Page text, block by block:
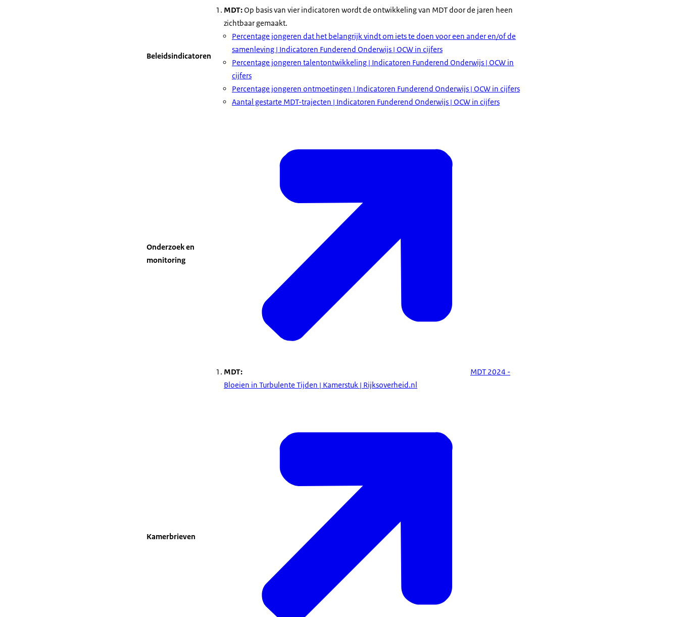
Beleidsindicatoren
MDT:Op basis van vier indicatoren wordt de ontwikkeling van MDT door de jaren heen
zichtbaar gemaakt.
Percentage jongeren dat het belangrijk vindt om iets te doen voor een ander en/of de
samenleving | Indicatoren Funderend Onderwijs | OCW in cijfers
Percentage jongeren talentontwikkeling | Indicatoren Funderend Onderwijs | OCW in
cijfers
Percentage jongeren ontmoetingen | Indicatoren Funderend Onderwijs | OCW in cijfers
Aantal gestarte MDT-trajecten | Indicatoren Funderend Onderwijs | OCW in cijfers
Onderzoek en
monitoring
MDT:
MDT 2024 -
Bloeien in Turbulente Tijden | Kamerstuk | Rijksoverheid.nl
Kamerbrieven